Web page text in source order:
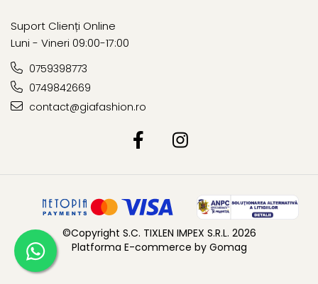
Suport Clienți Online
Luni - Vineri 09:00-17:00
0759398773
0749842669
contact@giafashion.ro
©Copyright S.C. TIXLEN IMPEX S.R.L. 2026
Platforma E-commerce by Gomag